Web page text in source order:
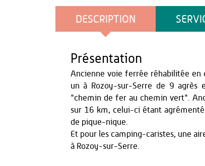
DESCRIPTION
Présentation
Ancienne voie ferrée réhabilitée en
un à Rozoy-sur-Serre de 9
"chemin de fer au chemin vert".
sur 16 km, celui-ci étant
de pique-nique.
Et pour les camping-caristes, une
à Rozoy-sur-Serre.